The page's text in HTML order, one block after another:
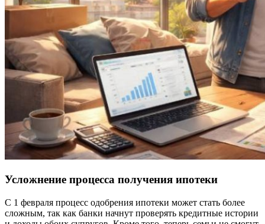
Усложнение процесса получения ипотеки
С 1 февраля процесс одобрения ипотеки может стать более
сложным, так как банки начнут проверять кредитные истории